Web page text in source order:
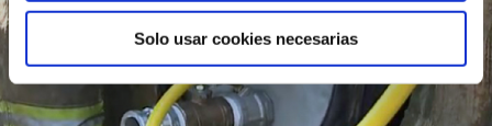
Solo usar cookies necesarias